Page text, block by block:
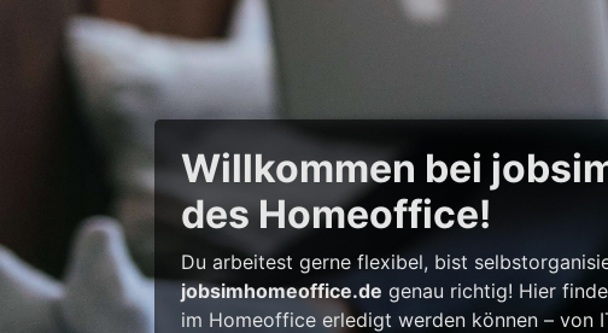
Willkommen bei
des Homeoffice!
Du arbeitest gerne flexibel, bist
jobsimhomeoffice.de genau richtig! Hier
im Homeoffice erledigt werden können – von